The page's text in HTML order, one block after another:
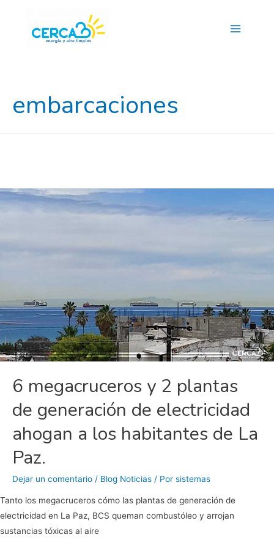
embarcaciones
6 megacruceros y 2 plantas
de generación de electricidad
ahogan a los habitantes de La
Paz.
Dejar un comentario / Blog Noticias / Por sistemas
Tanto los megacruceros cómo las plantas de generación de
electricidad en La Paz, BCS queman combustóleo y arrojan
sustancias tóxicas al aire